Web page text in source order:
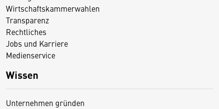
Wirtschaftskammerwahlen
Transparenz
Rechtliches
Jobs und Karriere
Medienservice
Wissen
Unternehmen gründen